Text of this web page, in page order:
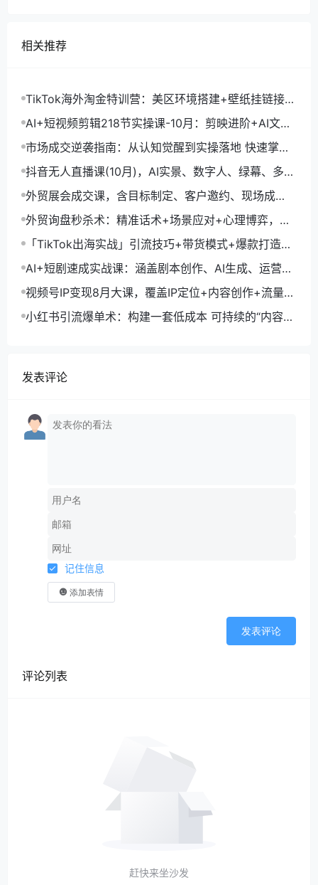
相关推荐
TikTok海外淘金特训营：美区环境搭建+壁纸挂链接
+剪映数字人，月入1.5万
AI+短视频剪辑218节实操课-10月：剪映进阶+AI文案
生成+账号运营，月入2万
市场成交逆袭指南：从认知觉醒到实操落地 快速掌握
市场开拓与成交核心能力
抖音无人直播课(10月)，AI实景、数字人、绿幕、多种
玩法、24小时自动盈利
外贸展会成交课，含目标制定、客户邀约、现场成
交，系统化SOP提升参展ROI
外贸询盘秒杀术：精准话术+场景应对+心理博弈，单
月询盘转化率提升200%
「TikTok出海实战」引流技巧+带货模式+爆款打造，
单月变现10万+秘籍
AI+短剧速成实战课：涵盖剧本创作、AI生成、运营变
现，单部剧收益破万
视频号IP变现8月大课，覆盖IP定位+内容创作+流量获
取+合规运营+商业转化
小红书引流爆单术：构建一套低成本 可持续的“内容-
发表评论
记住信息
添加表情
发表评论
评论列表
赶快来坐沙发